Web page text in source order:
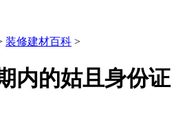
装修建材百科 >
内的姑且身份证